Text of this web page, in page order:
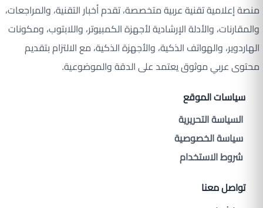
منصة إعلامية تقنية عربية متخصصة، تقدم أخبار التقنية، والمراجعات،
والمقارنات، والأدلة الإرشادية لأجهزة الكمبيوتر، واللابتوب، ومكونات
الهاردوير، والهواتف الذكية، والأجهزة الذكية، مع الالتزام بتقديم
محتوى عربي موثوق يعتمد على الدقة والموضوعية.
سياسات الموقع
السياسة التحريرية
سياسة الخصوصية
شروط الاستخدام
تواصل معنا